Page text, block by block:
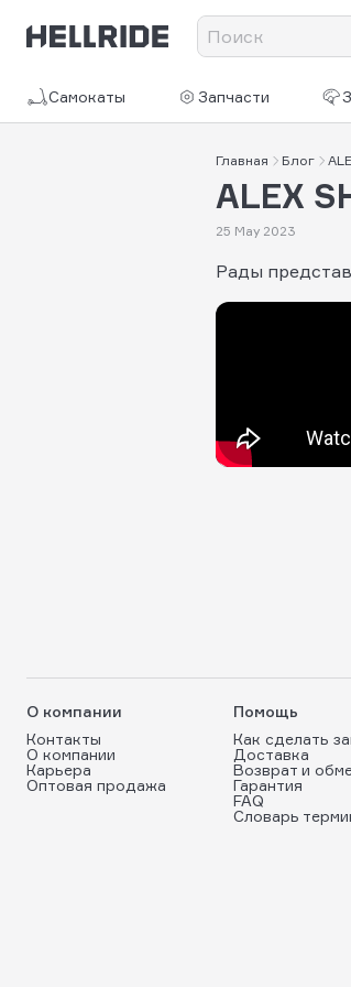
Самокаты Запчасти
Главная Блог
ALEX
25 May 2023
Рады
О компании
Контакты
О компании
Карьера
Оптовая продажа
Помощь
Как сделать
Доставка
Возврат и
Гарантия
FAQ
Словарь